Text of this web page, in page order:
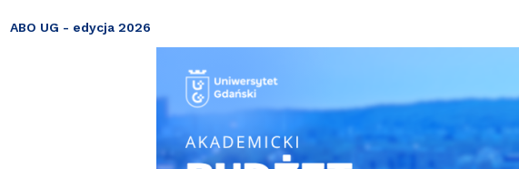
ABO UG - edycja 2026